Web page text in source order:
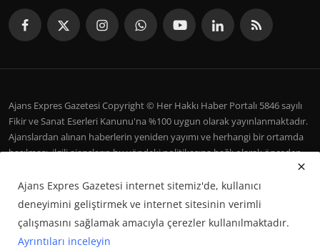
Ajans Expres Gazetesi Copyright © Her Hakkı Haber Portalı 5846 sayılı
Fikir ve Sanat Eserleri Kanunu'na %100 uygun olarak yayınlanmaktadır.
Ajanslardan alınan haberlerin yeniden yayımı ve herhangi bir ortamda
basılması, ilgili ajansların bu yöndeki politikasına bağlı olarak önceden
İletişim Şartlar ve Koşullar Çerez Politikası
Künye
Galeri
Ajans Expres Gazetesi internet sitemiz'de, kullanıcı
deneyimini geliştirmek ve internet sitesinin verimli
çalışmasını sağlamak amacıyla çerezler kullanılmaktadır.
Ayrıntıları inceleyin